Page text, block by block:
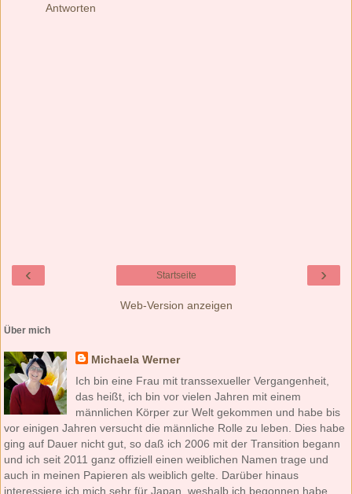
Antworten
‹ ›
Startseite
Web-Version anzeigen
Über mich
Michaela Werner
Ich bin eine Frau mit transsexueller Vergangenheit,
das heißt, ich bin vor vielen Jahren mit einem
männlichen Körper zur Welt gekommen und habe bis
vor einigen Jahren versucht die männliche Rolle zu leben. Dies habe
ging auf Dauer nicht gut, so daß ich 2006 mit der Transition begann
und ich seit 2011 ganz offiziell einen weiblichen Namen trage und
auch in meinen Papieren als weiblich gelte. Darüber hinaus
interessiere ich mich sehr für Japan, weshalb ich begonnen habe